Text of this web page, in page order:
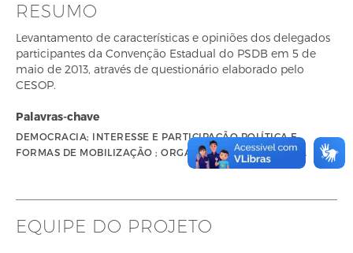
RESUMO
Levantamento de características e opiniões dos delegados
participantes da Convenção Estadual do PSDB em 5 de
maio de 2013, através de questionário elaborado pelo
CESOP.
Palavras-chave
DEMOCRACIA; INTERESSE E PARTICIPAÇÃO POLÍTICA E
FORMAS DE MOBILIZAÇÃO ; ORGANIZAÇÃO PARTIDÁRIA
EQUIPE DO PROJETO